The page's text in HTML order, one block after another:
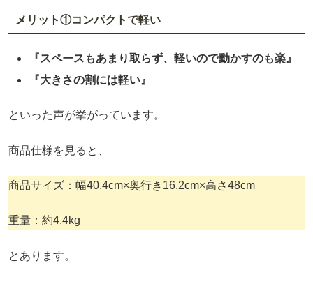
メリット①コンパクトで軽い
『スペースもあまり取らず、軽いので動かすのも楽』
『大きさの割には軽い』
といった声が挙がっています。
商品仕様を見ると、
商品サイズ：幅40.4cm×奥行き16.2cm×高さ48cm
重量：約4.4kg
とあります。